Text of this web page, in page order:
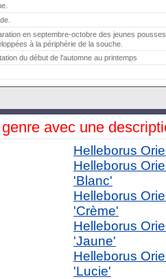
en septembre-octobre des jeunes
à la périphérie de la souche.
du début de l'automne au printemps
avec une
Helleborus
Helleborus
'Blanc'
Helleborus
'Crème'
Helleborus
'Jaune'
Helleborus
'Lucie'